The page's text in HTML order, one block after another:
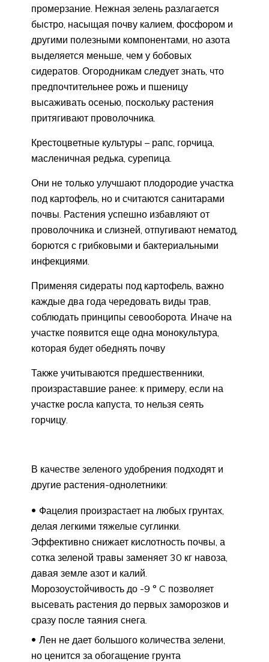
промерзание. Нежная зелень разлагается
быстро, насыщая почву калием, фосфором и
другими полезными компонентами, но азота
выделяется меньше, чем у бобовых
сидератов. Огородникам следует знать, что
предпочтительнее рожь и пшеницу
высаживать осенью, поскольку растения
притягивают проволочника.
Крестоцветные культуры – рапс, горчица,
масленичная редька, сурепица.
Они не только улучшают плодородие участка
под картофель, но и считаются санитарами
почвы. Растения успешно избавляют от
проволочника и слизней, отпугивают нематод,
борются с грибковыми и бактериальными
инфекциями.
Применяя сидераты под картофель, важно
каждые два года чередовать виды трав,
соблюдать принципы севооборота. Иначе на
участке появится еще одна монокультура,
которая будет обеднять почву
Также учитываются предшественники,
произраставшие ранее: к примеру, если на
участке росла капуста, то нельзя сеять
горчицу.
В качестве зеленого удобрения подходят и
другие растения-однолетники:
Фацелия произрастает на любых грунтах,
делая легкими тяжелые суглинки.
Эффективно снижает кислотность почвы, а
сотка зеленой травы заменяет 30 кг навоза,
давая земле азот и калий.
Морозоустойчивость до -9 ° C позволяет
высевать растения до первых заморозков и
сразу после таяния снега.
Лен не дает большого количества зелени,
но ценится за обогащение грунта